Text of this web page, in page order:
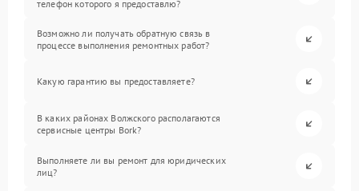
телефон которого я предоставлю?
Возможно ли получать обратную связь в
процессе выполнения ремонтных работ?
Какую гарантию вы предоставляете?
В каких районах Волжского располагаются
сервисные центры Bork?
Выполняете ли вы ремонт для юридических
лиц?